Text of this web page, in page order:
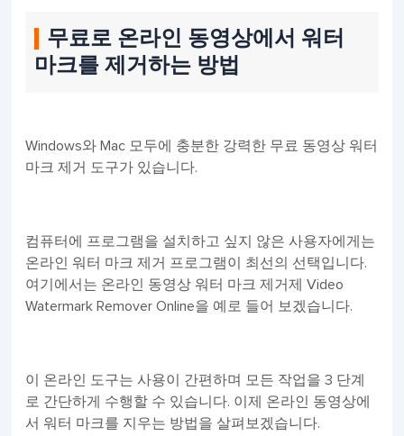
무료로 온라인 동영상에서 워터
마크를 제거하는 방법
Windows와 Mac 모두에 충분한 강력한 무료 동영상 워터
마크 제거 도구가 있습니다.
컴퓨터에 프로그램을 설치하고 싶지 않은 사용자에게는
온라인 워터 마크 제거 프로그램이 최선의 선택입니다.
여기에서는 온라인 동영상 워터 마크 제거제 Video
Watermark Remover Online을 예로 들어 보겠습니다.
이 온라인 도구는 사용이 간편하며 모든 작업을 3 단계
로 간단하게 수행할 수 있습니다. 이제 온라인 동영상에
서 워터 마크를 지우는 방법을 살펴보겠습니다.